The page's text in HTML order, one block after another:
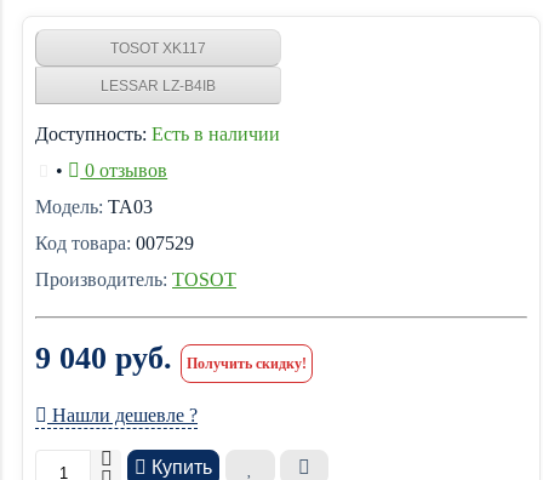
TOSOT XK117
LESSAR LZ-B4IB
Доступность: Есть в наличии
•
0 отзывов
Модель: TA03
Код товара: 007529
Производитель: TOSOT
9 040 руб. Получить скидку!
Нашли дешевле ?
Купить